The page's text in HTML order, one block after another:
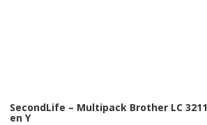
SecondLife – Multipack Brother LC 3211
en Y